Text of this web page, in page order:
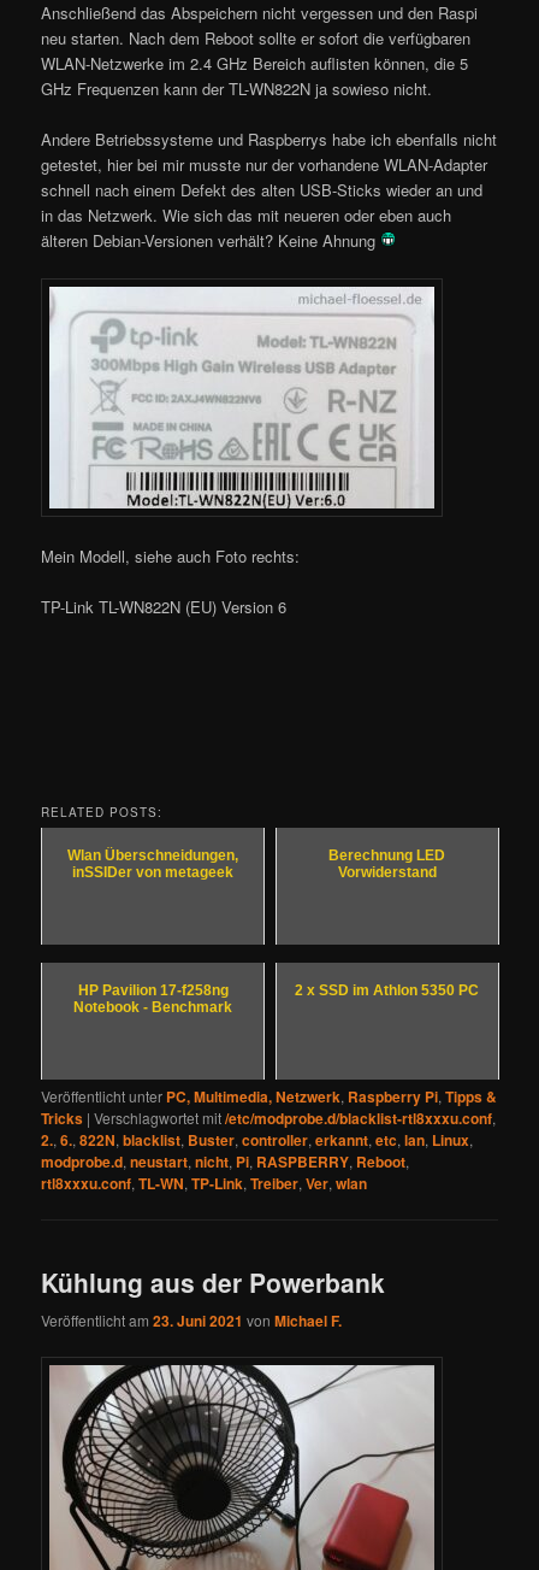
Anschließend das Abspeichern nicht vergessen und den Raspi
neu starten. Nach dem Reboot sollte er sofort die verfügbaren
WLAN-Netzwerke im 2.4 GHz Bereich auflisten können, die 5
GHz Frequenzen kann der TL-WN822N ja sowieso nicht.
Andere Betriebssysteme und Raspberrys habe ich ebenfalls nicht
getestet, hier bei mir musste nur der vorhandene WLAN-Adapter
schnell nach einem Defekt des alten USB-Sticks wieder an und
in das Netzwerk. Wie sich das mit neueren oder eben auch
älteren Debian-Versionen verhält? Keine Ahnung
Mein Modell, siehe auch Foto rechts:
TP-Link TL-WN822N (EU) Version 6
RELATED POSTS:
Wlan Überschneidungen,
inSSIDer von metageek
Berechnung LED
Vorwiderstand
HP Pavilion 17-f258ng
Notebook - Benchmark
2 x SSD im Athlon 5350 PC
Veröffentlicht unter PC, Multimedia, Netzwerk, Raspberry Pi,Tipps &
Tricks |Verschlagwortet mit/etc/modprobe.d/blacklist-rtl8xxxu.conf,
2.,6.,822N,blacklist, Buster,controller,erkannt,etc,lan, Linux,
modprobe.d,neustart,nicht, Pi, RASPBERRY, Reboot,
rtl8xxxu.conf,TL-WN,TP-Link,Treiber,Ver,wlan
Kühlung aus der Powerbank
Veröffentlicht am23. Juni 2021 vonMichael F.